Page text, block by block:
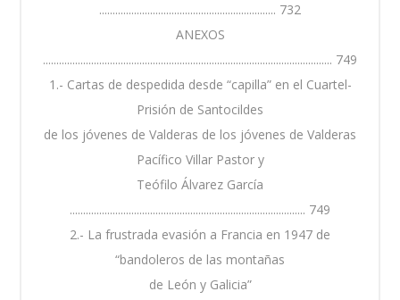
.................................................................. 732
ANEXOS
............................................................................................................ 749
1.- Cartas de despedida desde “capilla” en el Cuartel-
Prisión de Santocildes
de los jóvenes de Valderas de los jóvenes de Valderas
Pacífico Villar Pastor y
Teófilo Álvarez García
........................................................................................ 749
2.- La frustrada evasión a Francia en 1947 de
“bandoleros de las montañas
de León y Galicia”